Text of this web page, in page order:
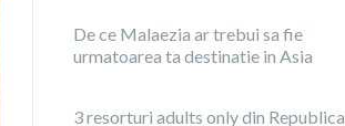
De ce Malaezia ar trebui sa fie
urmatoarea ta destinatie in Asia
3 resorturi adults only din Republica